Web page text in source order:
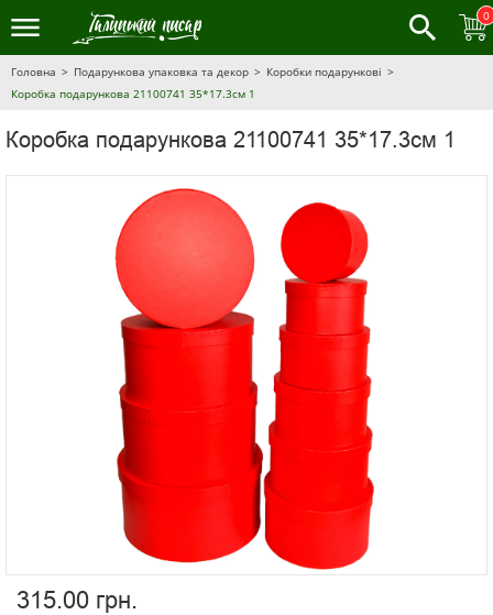
0
Головна Подарункова упаковка та декор
Коробки подарункові
Коробка подарункова 21100741 35*17.3см 1
Коробка подарункова 21100741 35*17.3см 1
315.00 грн.